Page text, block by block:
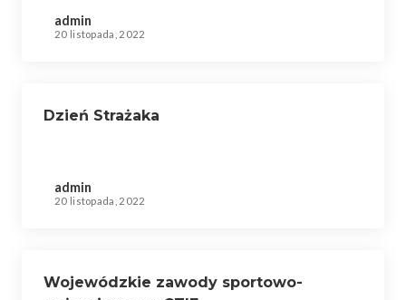
admin
20 listopada, 2022
Dzień Strażaka
admin
20 listopada, 2022
Wojewódzkie zawody sportowo-